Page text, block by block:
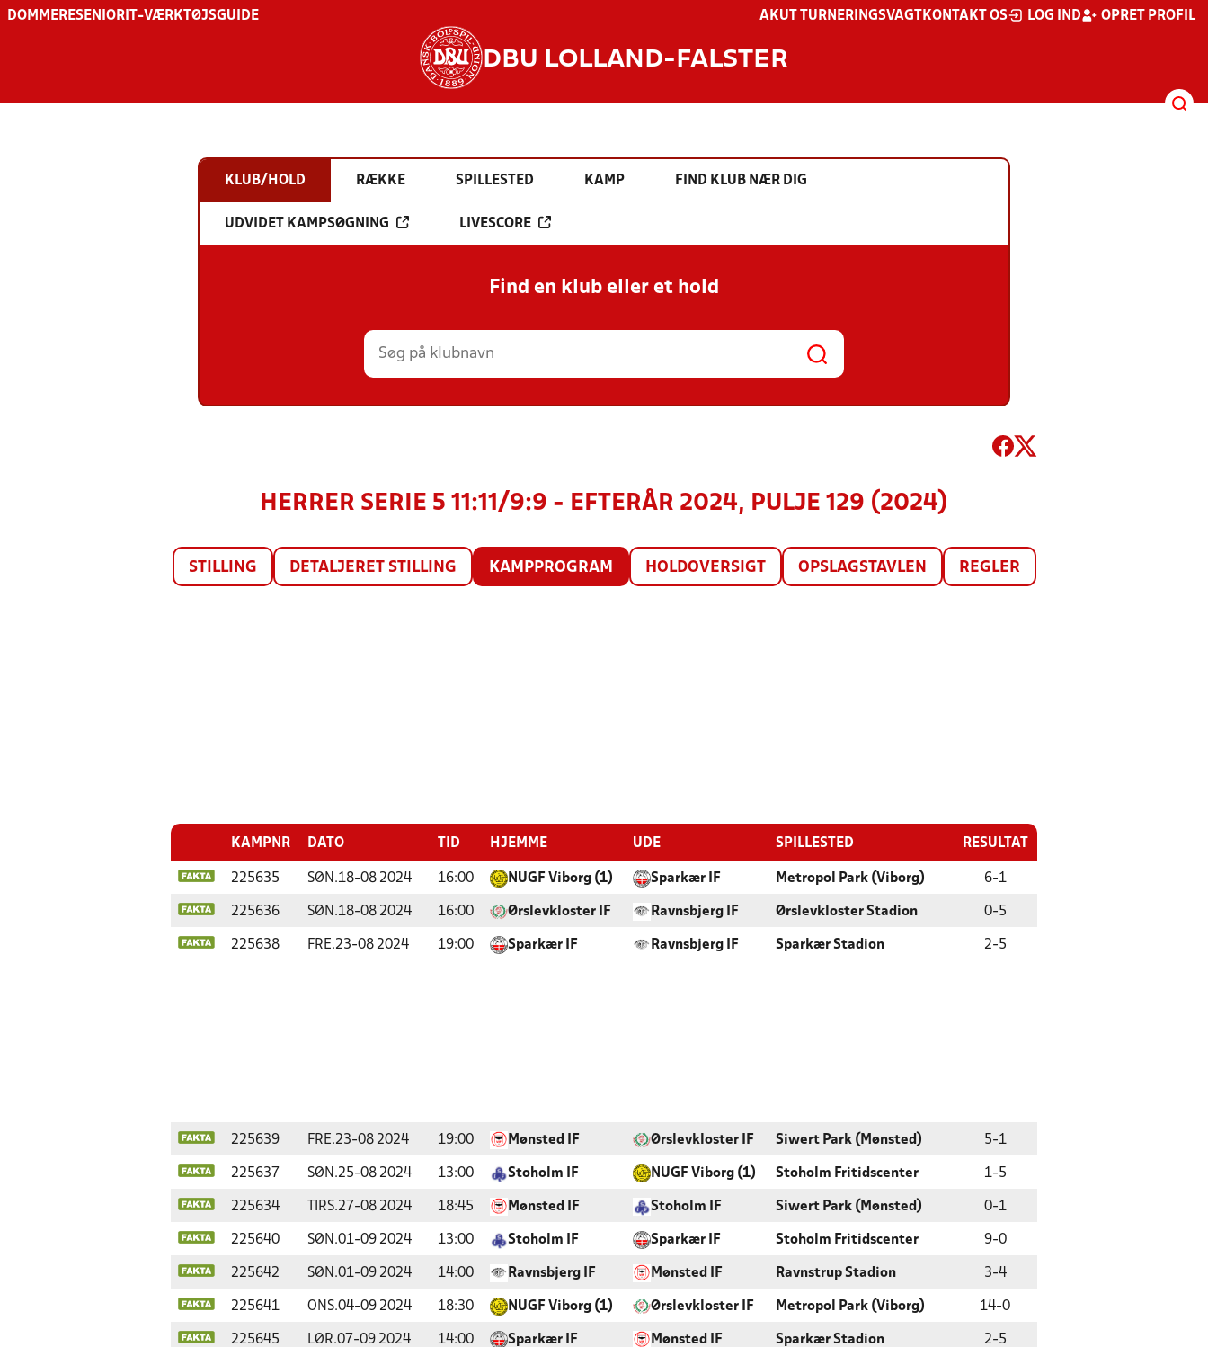
DOMMERESENIOR IT-VÆRKTØJSGUIDE AKUT TURNERINGSVAGT KONTAKT OS LOG IND OPRET PROFIL
DBU LOLLAND-FALSTER
KLUB/HOLD RÆKKE SPILLESTED KAMP FIND KLUB NÆR DIG
UDVIDET KAMPSØGNING LIVESCORE
Find en klub eller et hold
HERRER SERIE 5 11:11/9:9 - EFTERÅR 2024, PULJE 129 (2024)
STILLING DETALJERET STILLING KAMPPROGRAM HOLDOVERSIGT OPSLAGSTAVLEN REGLER
KAMPNR DATO TID HJEMME UDE SPILLESTED RESULTAT
225635 SØN.18-08 2024 16:00 NUGF Viborg (1) Sparkær IF Metropol Park (Viborg) 6-1
225636 SØN.18-08 2024 16:00 Ørslevkloster IF Ravnsbjerg IF Ørslevkloster Stadion 0-5
225638 FRE.23-08 2024 19:00 Sparkær IF Ravnsbjerg IF Sparkær Stadion 2-5
225639 FRE.23-08 2024 19:00 Mønsted IF Ørslevkloster IF Siwert Park (Mønsted) 5-1
225637 SØN.25-08 2024 13:00 Stoholm IF NUGF Viborg (1) Stoholm Fritidscenter 1-5
225634 TIRS.27-08 2024 18:45 Mønsted IF Stoholm IF Siwert Park (Mønsted) 0-1
225640 SØN.01-09 2024 13:00 Stoholm IF Sparkær IF Stoholm Fritidscenter 9-0
225642 SØN.01-09 2024 14:00 Ravnsbjerg IF Mønsted IF Ravnstrup Stadion 3-4
225641 ONS.04-09 2024 18:30 NUGF Viborg (1) Ørslevkloster IF Metropol Park (Viborg) 14-0
225645 LØR.07-09 2024 14:00 Sparkær IF Mønsted IF Sparkær Stadion 2-5